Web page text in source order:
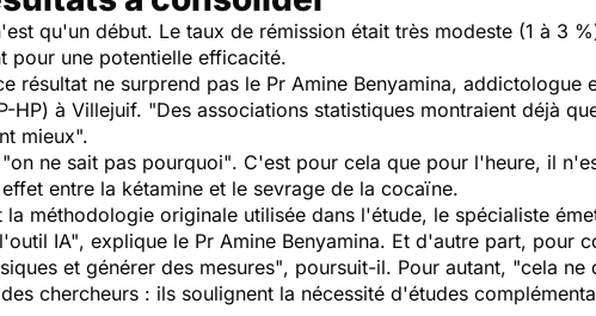
qu'un début. Le taux de rémission était très modeste (1 à 3
pour une potentielle efficacité.
résultat ne surprend pas le Pr Amine Benyamina, addictologue
HP) à Villejuif. "Des associations statistiques montraient déjà
mieux".
"on ne sait pas pourquoi". C'est pour cela que pour l'heure, il
entre la kétamine et le sevrage de la cocaïne.
la méthodologie originale utilisée dans l'étude, le spécialiste
IA", explique le Pr Amine Benyamina. Et d'autre part, pour
et générer des mesures", poursuit-il. Pour autant, "cela ne
chercheurs : ils soulignent la nécessité d'études